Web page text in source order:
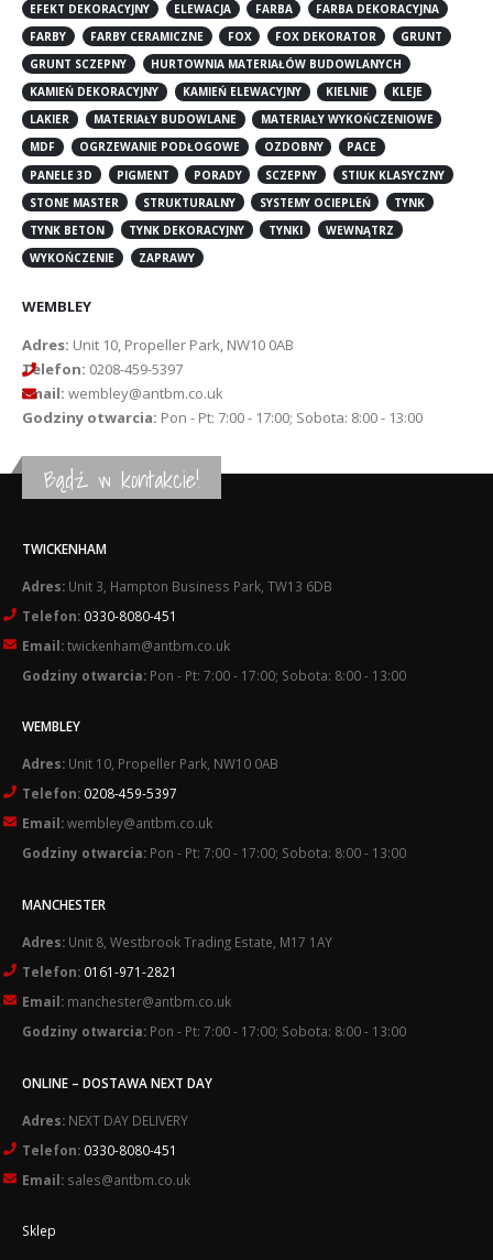
EFEKT DEKORACYJNY
ELEWACJA FARBA
FARBA DEKORACYJNA
FARBY
FARBY CERAMICZNE FOX FOX DEKORATOR
GRUNT
GRUNT SCZEPNY
HURTOWNIA MATERIAŁÓW BUDOWLANYCH
KAMIEŃ DEKORACYJNY
KAMIEŃ ELEWACYJNY KIELNIE
KLEJE
LAKIER
MATERIAŁY BUDOWLANE
MATERIAŁY WYKOŃCZENIOWE
MDF
OGRZEWANIE PODŁOGOWE OZDOBNY
PACE
PANELE 3D
PIGMENT PORADY SCZEPNY
STIUK KLASYCZNY
STONE MASTER
STRUKTURALNY SYSTEMY OCIEPLEŃ
TYNK
TYNK BETON
TYNK DEKORACYJNY TYNKI
WEWNĄTRZ
WYKOŃCZENIE
ZAPRAWY
WEMBLEY
Adres: Unit 10, Propeller Park, NW10 0AB
Telefon: 0208-459-5397
Email: wembley@antbm.co.uk
Godziny otwarcia: Pon - Pt: 7:00 - 17:00; Sobota: 8:00 - 13:00
Bądź w kontakcie!
TWICKENHAM
Adres: Unit 3, Hampton Business Park, TW13 6DB
Telefon: 0330-8080-451
Email:twickenham@antbm.co.uk
Godziny otwarcia: Pon - Pt: 7:00 - 17:00; Sobota: 8:00 - 13:00
WEMBLEY
Adres: Unit 10, Propeller Park, NW10 0AB
Telefon: 0208-459-5397
Email:wembley@antbm.co.uk
Godziny otwarcia: Pon - Pt: 7:00 - 17:00; Sobota: 8:00 - 13:00
MANCHESTER
Adres: Unit 8, Westbrook Trading Estate, M17 1AY
Telefon: 0161-971-2821
Email: manchester@antbm.co.uk
Godziny otwarcia: Pon - Pt: 7:00 - 17:00; Sobota: 8:00 - 13:00
ONLINE – DOSTAWA NEXT DAY
Adres: NEXT DAY DELIVERY
Telefon: 0330-8080-451
Email: sales@antbm.co.uk
Sklep